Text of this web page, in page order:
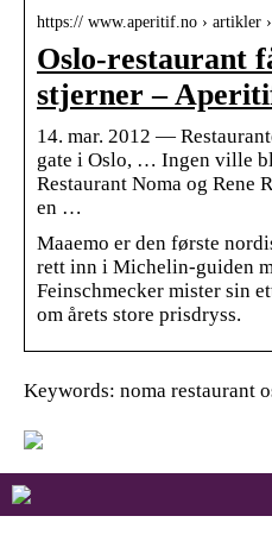
https:// www.aperitif.no › artikler
Oslo-restaurant
stjerner –
14. mar. 2012 —
gate i Oslo, … Ingen ville
Restaurant Noma og Rene
en …
Maaemo er den første
rett inn i Michelin-guiden
Feinschmecker mister sin
om årets store prisdryss.
Keywords: noma restaurant